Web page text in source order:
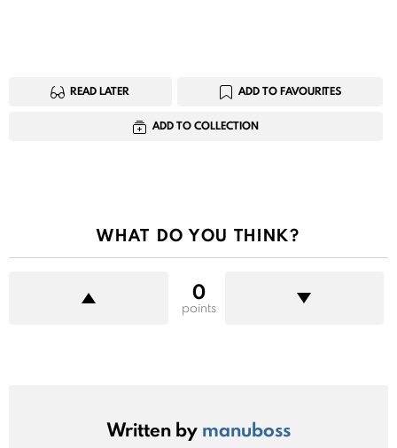
READ LATER ADD TO FAVOURITES
ADD TO COLLECTION
WHAT DO YOU THINK?
0
points
Written by manuboss